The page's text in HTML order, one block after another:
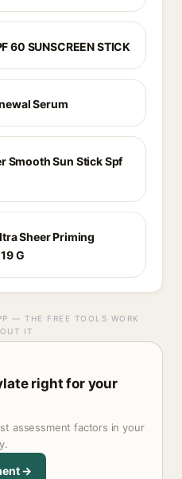
60 SUNSCREEN STICK
Serum
Smooth Sun Stick Spf
Sheer Priming
G
— THE FREE TOOLS WORK
IT
right for your
assessment factors in your
→